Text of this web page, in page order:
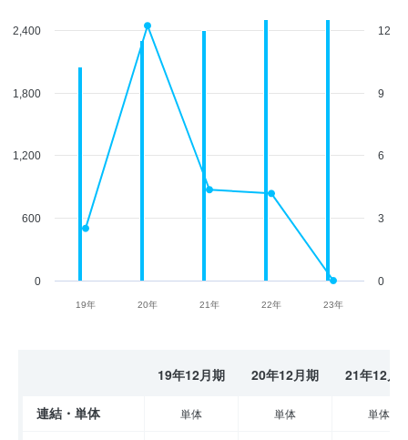
19年 20年 21年 22年 23年
0
600
1,200
1,800
2,400
0
3
6
9
12
19年12月期 20年12月期 21年12月
連結・単体 単体 単体 単体